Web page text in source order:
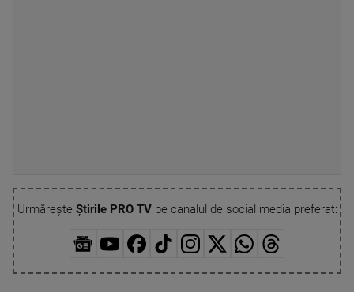
Urmărește Știrile PRO TVpe canalul de social media preferat: